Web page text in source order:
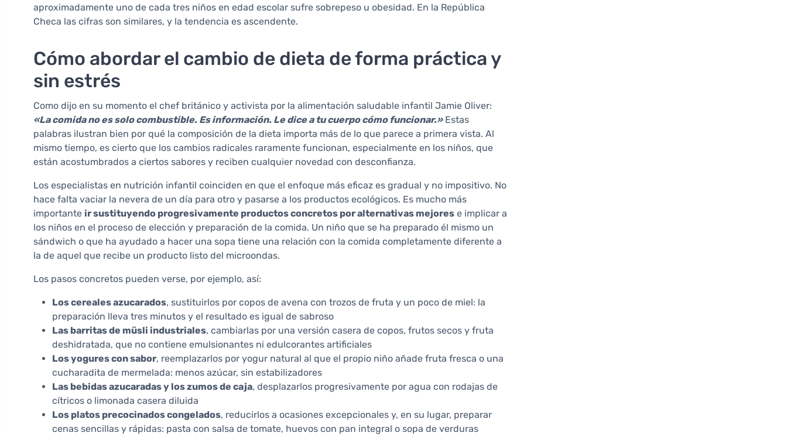
aproximadamente uno de cada tres niños en edad escolar sufre sobrepeso u obesidad. En la República
Checa las cifras son similares, y la tendencia es ascendente.
Cómo abordar el cambio de dieta de forma práctica y
sin estrés
Como dijo en su momento el chef británico y activista por la alimentación saludable infantil Jamie Oliver:
«La comida no es solo combustible. Es información. Le dice a tu cuerpo cómo funcionar.»Estas
palabras ilustran bien por qué la composición de la dieta importa más de lo que parece a primera vista. Al
mismo tiempo, es cierto que los cambios radicales raramente funcionan, especialmente en los niños, que
están acostumbrados a ciertos sabores y reciben cualquier novedad con desconfianza.
Los especialistas en nutrición infantil coinciden en que el enfoque más eficaz es gradual y no impositivo. No
hace falta vaciar la nevera de un día para otro y pasarse a los productos ecológicos. Es mucho más
importante ir sustituyendo progresivamente productos concretos por alternativas mejores e implicar a
los niños en el proceso de elección y preparación de la comida. Un niño que se ha preparado él mismo un
sándwich o que ha ayudado a hacer una sopa tiene una relación con la comida completamente diferente a
la de aquel que recibe un producto listo del microondas.
Los pasos concretos pueden verse, por ejemplo, así:
Los cereales azucarados, sustituirlos por copos de avena con trozos de fruta y un poco de miel: la
preparación lleva tres minutos y el resultado es igual de sabroso
Las barritas de müsli industriales, cambiarlas por una versión casera de copos, frutos secos y fruta
deshidratada, que no contiene emulsionantes ni edulcorantes artificiales
Los yogures con sabor, reemplazarlos por yogur natural al que el propio niño añade fruta fresca o una
cucharadita de mermelada: menos azúcar, sin estabilizadores
Las bebidas azucaradas y los zumos de caja, desplazarlos progresivamente por agua con rodajas de
cítricos o limonada casera diluida
Los platos precocinados congelados, reducirlos a ocasiones excepcionales y, en su lugar, preparar
cenas sencillas y rápidas: pasta con salsa de tomate, huevos con pan integral o sopa de verduras